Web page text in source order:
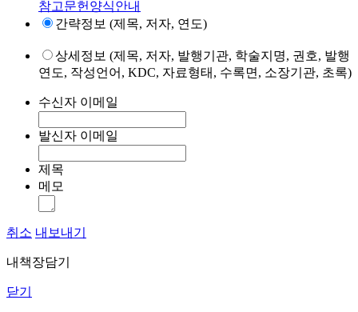
참고문헌양식안내
간략정보 (제목, 저자, 연도)
상세정보 (제목, 저자, 발행기관, 학술지명, 권호, 발행
연도, 작성언어, KDC, 자료형태, 수록면, 소장기관, 초록)
수신자 이메일
발신자 이메일
제목
메모
취소 내보내기
내책장담기
닫기